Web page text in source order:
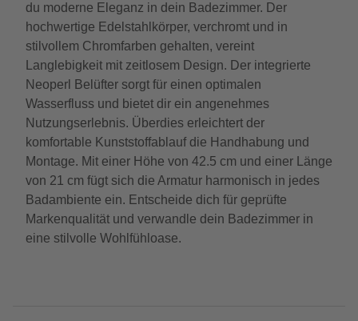
du moderne Eleganz in dein Badezimmer. Der
hochwertige Edelstahlkörper, verchromt und in
stilvollem Chromfarben gehalten, vereint
Langlebigkeit mit zeitlosem Design. Der integrierte
Neoperl Belüfter sorgt für einen optimalen
Wasserfluss und bietet dir ein angenehmes
Nutzungserlebnis. Überdies erleichtert der
komfortable Kunststoffablauf die Handhabung und
Montage. Mit einer Höhe von 42.5 cm und einer Länge
von 21 cm fügt sich die Armatur harmonisch in jedes
Badambiente ein. Entscheide dich für geprüfte
Markenqualität und verwandle dein Badezimmer in
eine stilvolle Wohlfühloase.